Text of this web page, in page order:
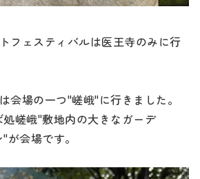
フェスティバルは医王寺のみに行
会場の一つ"嵯峨"に行きました。
嵯峨"敷地内の大きなガーデ
会場です。